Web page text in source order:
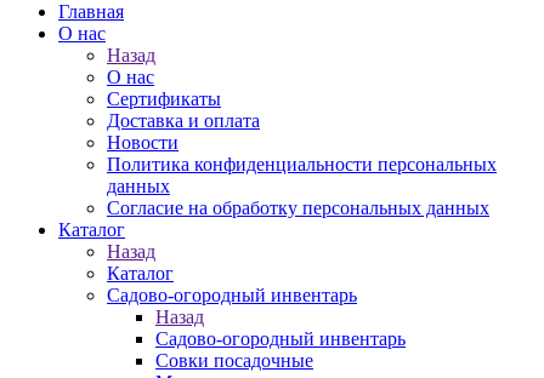
Главная
О нас
Назад
О нас
Сертификаты
Доставка и оплата
Новости
Политика конфиденциальности персональных
данных
Согласие на обработку персональных данных
Каталог
Назад
Каталог
Садово-огородный инвентарь
Назад
Садово-огородный инвентарь
Совки посадочные